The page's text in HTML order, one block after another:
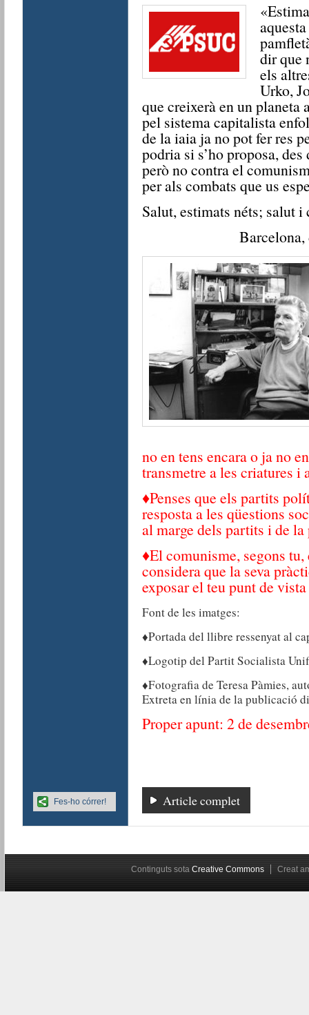
dir que
els
Urko,
que creixerà en un planeta
pel sistema capitalista
de la iaia ja no pot fer res
podria si s’ho proposa,
però no contra el
per als combats que us
Salut, estimats
Barcelona,
no en tens encara o ja no
transmetre a les criatures i
♦Penses que els partits
resposta a les qüestions
al marge dels partits i de
♦El comunisme, segons
considera que la seva
exposar el teu punt de
Font de les imatges:
♦Portada del llibre ressenyat al
♦Logotip del Partit Socialista
♦Fotografia de Teresa Pàmies,
Extreta en línia de la publicació
Proper apunt: 2 de
Article complet
Fes-ho córrer!
Continguts sota Creative Commons Creat